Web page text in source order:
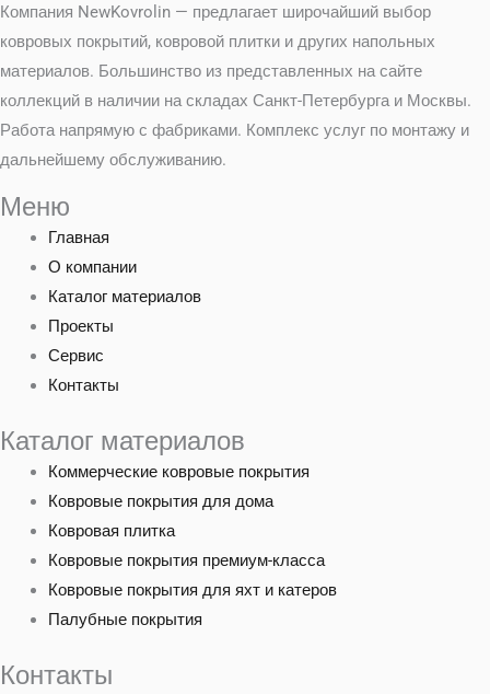
Компания NewKovrolin — предлагает широчайший выбор
ковровых покрытий, ковровой плитки и других напольных
материалов. Большинство из представленных на сайте
коллекций в наличии на складах Санкт-Петербурга и Москвы.
Работа напрямую с фабриками. Комплекс услуг по монтажу и
дальнейшему обслуживанию.
Меню
Главная
О компании
Каталог материалов
Проекты
Сервис
Контакты
Каталог материалов
Коммерческие ковровые покрытия
Ковровые покрытия для дома
Ковровая плитка
Ковровые покрытия премиум-класса
Ковровые покрытия для яхт и катеров
Палубные покрытия
Контакты